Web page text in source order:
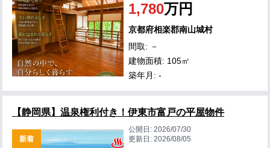
1,780万円
京都府相楽郡南山城村
間取: －
建物面積: 105㎡
築年月: -
【静岡県】温泉権利付き！伊東市富戸の平屋物件
新着
公開日:2026/07/30
更新日:2026/08/05